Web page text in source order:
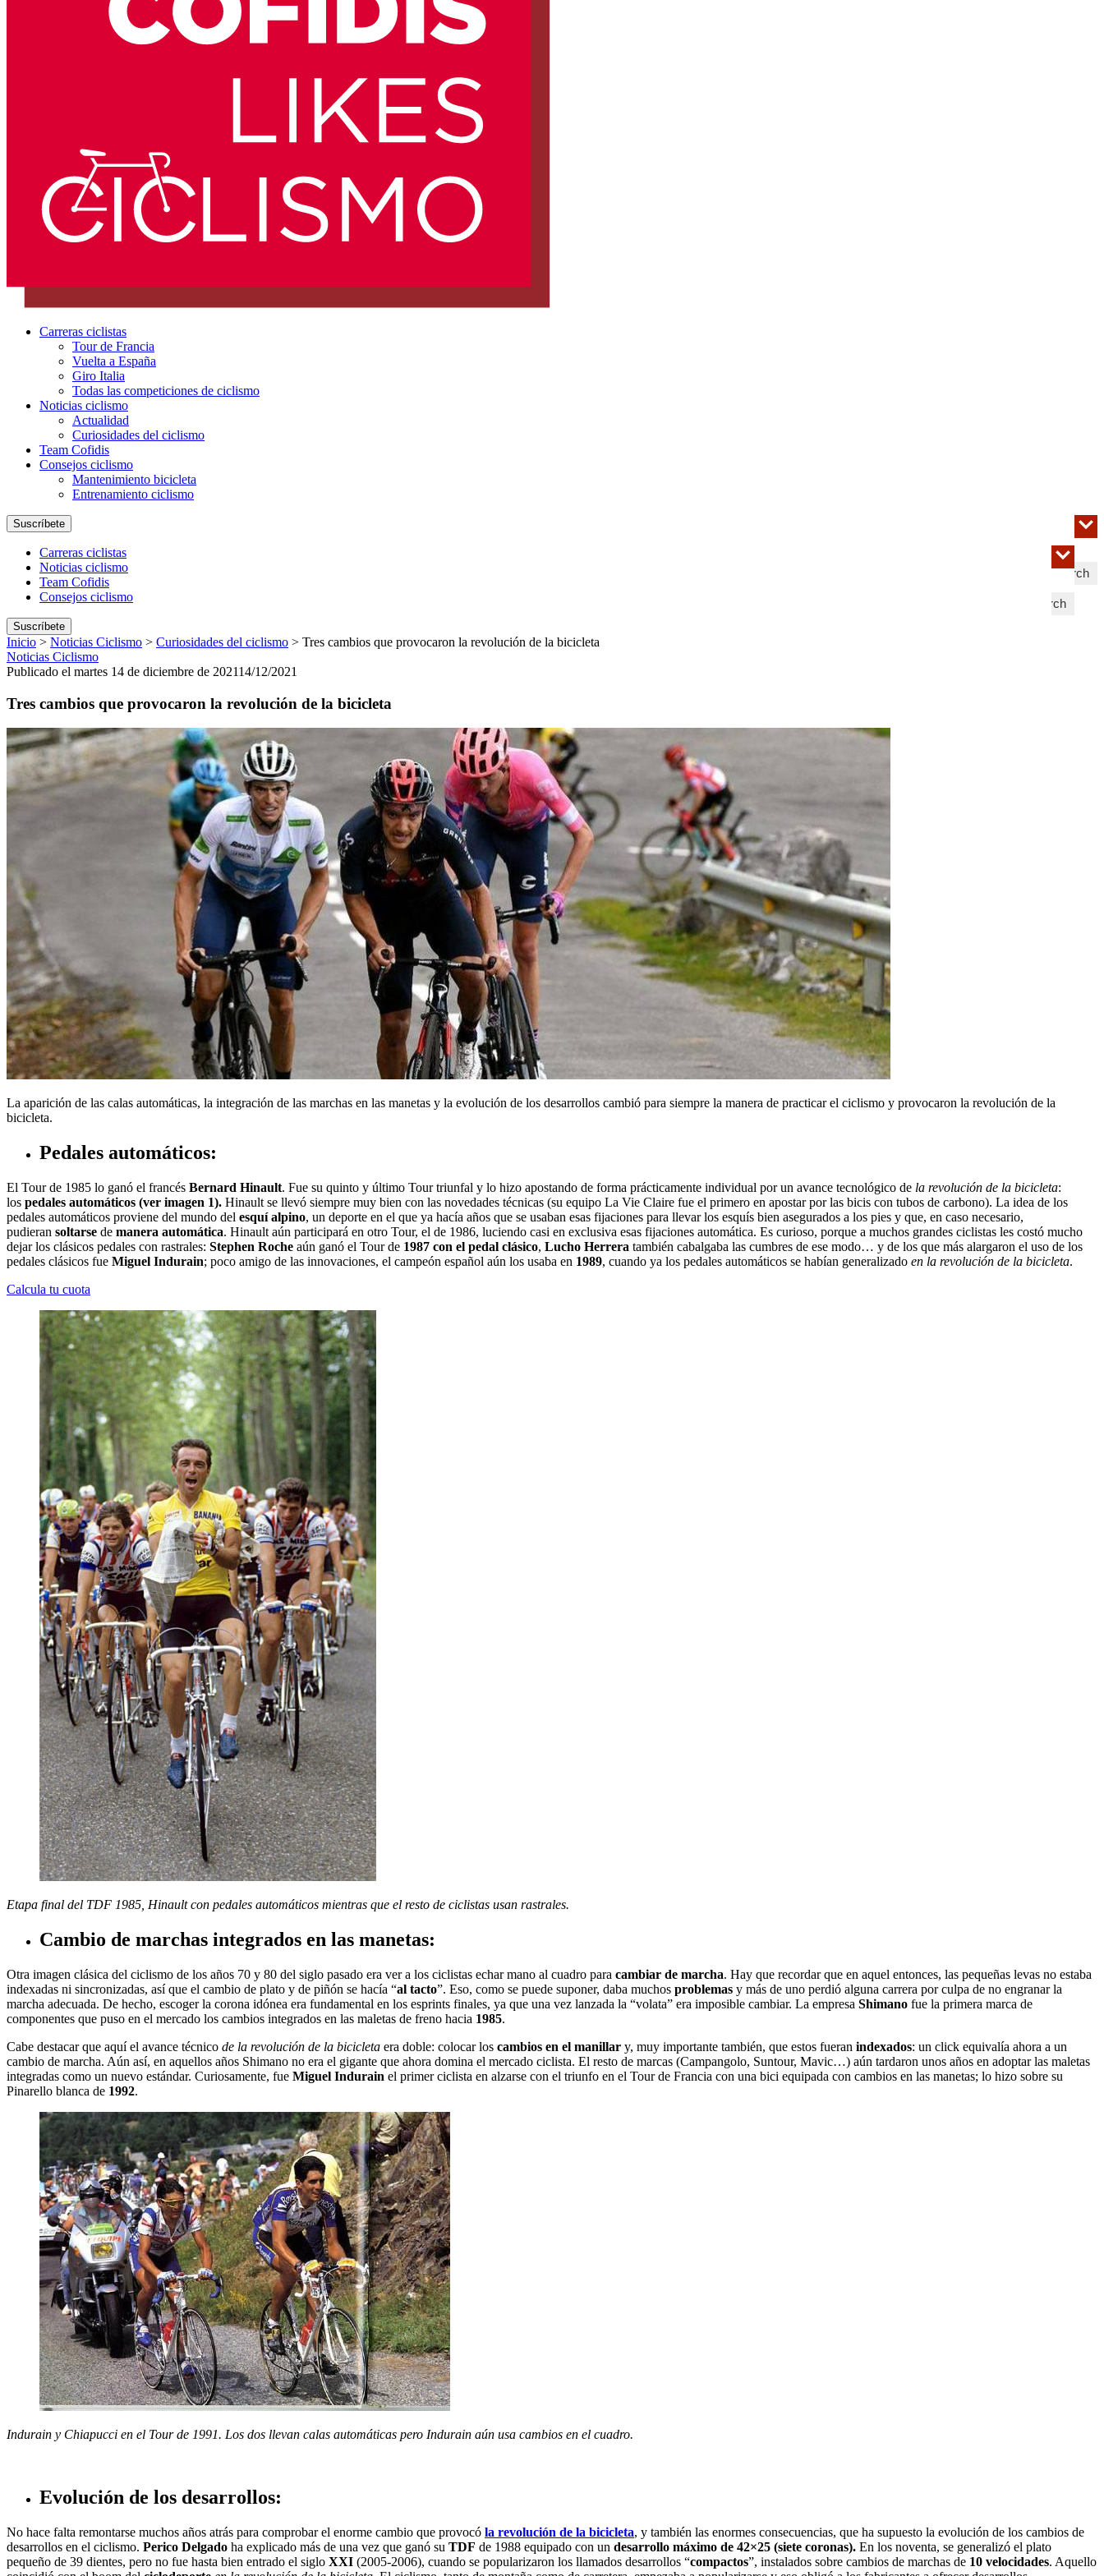
Carreras ciclistas
Tour de Francia
Vuelta a España
Giro Italia
Todas las competiciones de ciclismo
Noticias ciclismo
Actualidad
Curiosidades del ciclismo
Team Cofidis
Consejos ciclismo
Mantenimiento bicicleta
Entrenamiento ciclismo
Search
Suscríbete
Search
Carreras ciclistas
Noticias ciclismo
Team Cofidis
Consejos ciclismo
Suscríbete
Inicio > Noticias Ciclismo > Curiosidades del ciclismo > Tres cambios que provocaron la revolución de la bicicleta
Noticias Ciclismo
Publicado el martes 14 de diciembre de 202114/12/2021
Tres cambios que provocaron la revolución de la bicicleta
La aparición de las calas automáticas, la integración de las marchas en las manetas y la evolución de los desarrollos cambió para siempre la manera de practicar el ciclismo y provocaron la revolución de la
bicicleta.
Pedales automáticos:
El Tour de 1985 lo ganó el francés Bernard Hinault. Fue su quinto y último Tour triunfal y lo hizo apostando de forma prácticamente individual por un avance tecnológico de la revolución de la bicicleta:
los pedales automáticos (ver imagen 1). Hinault se llevó siempre muy bien con las novedades técnicas (su equipo La Vie Claire fue el primero en apostar por las bicis con tubos de carbono). La idea de los
pedales automáticos proviene del mundo del esquí alpino, un deporte en el que ya hacía años que se usaban esas fijaciones para llevar los esquís bien asegurados a los pies y que, en caso necesario,
pudieran soltarse de manera automática. Hinault aún participará en otro Tour, el de 1986, luciendo casi en exclusiva esas fijaciones automática. Es curioso, porque a muchos grandes ciclistas les costó mucho
dejar los clásicos pedales con rastrales: Stephen Roche aún ganó el Tour de 1987 con el pedal clásico, Lucho Herrera también cabalgaba las cumbres de ese modo… y de los que más alargaron el uso de los
pedales clásicos fue Miguel Indurain; poco amigo de las innovaciones, el campeón español aún los usaba en 1989, cuando ya los pedales automáticos se habían generalizado en la revolución de la bicicleta.
Calcula tu cuota
Etapa final del TDF 1985, Hinault con pedales automáticos mientras que el resto de ciclistas usan rastrales.
Cambio de marchas integrados en las manetas:
Otra imagen clásica del ciclismo de los años 70 y 80 del siglo pasado era ver a los ciclistas echar mano al cuadro para cambiar de marcha. Hay que recordar que en aquel entonces, las pequeñas levas no estaba
indexadas ni sincronizadas, así que el cambio de plato y de piñón se hacía “al tacto”. Eso, como se puede suponer, daba muchos problemas y más de uno perdió alguna carrera por culpa de no engranar la
marcha adecuada. De hecho, escoger la corona idónea era fundamental en los esprints finales, ya que una vez lanzada la “volata” era imposible cambiar. La empresa Shimano fue la primera marca de
componentes que puso en el mercado los cambios integrados en las maletas de freno hacia 1985.
Cabe destacar que aquí el avance técnico de la revolución de la bicicleta era doble: colocar los cambios en el manillar y, muy importante también, que estos fueran indexados: un click equivalía ahora a un
cambio de marcha. Aún así, en aquellos años Shimano no era el gigante que ahora domina el mercado ciclista. El resto de marcas (Campangolo, Suntour, Mavic…) aún tardaron unos años en adoptar las maletas
integradas como un nuevo estándar. Curiosamente, fue Miguel Indurain el primer ciclista en alzarse con el triunfo en el Tour de Francia con una bici equipada con cambios en las manetas; lo hizo sobre su
Pinarello blanca de 1992.
Indurain y Chiapucci en el Tour de 1991. Los dos llevan calas automáticas pero Indurain aún usa cambios en el cuadro.
Evolución de los desarrollos:
No hace falta remontarse muchos años atrás para comprobar el enorme cambio que provocó la revolución de la bicicleta, y también las enormes consecuencias, que ha supuesto la evolución de los cambios de
desarrollos en el ciclismo. Perico Delgado ha explicado más de una vez que ganó su TDF de 1988 equipado con un desarrollo máximo de 42×25 (siete coronas). En los noventa, se generalizó el plato
pequeño de 39 dientes, pero no fue hasta bien entrado el siglo XXI (2005-2006), cuando se popularizaron los llamados desarrollos “compactos”, instalados sobre cambios de marchas de 10 velocidades. Aquello